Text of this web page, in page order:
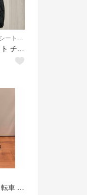
Panasonic ギュット チャイルドシート 後用レインカバー ネイビー
Panasonic 電動自転車 バッテリー